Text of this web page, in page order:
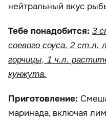
нейтральный вкус
Тебе понадобится: 3
соевого соуса, 2 ст.л.
горчицы, 1 ч.л.
кунжута.
Приготовление:
маринада, включая